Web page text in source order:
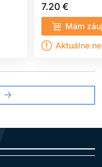
7.20 €
Mám
Aktuálne